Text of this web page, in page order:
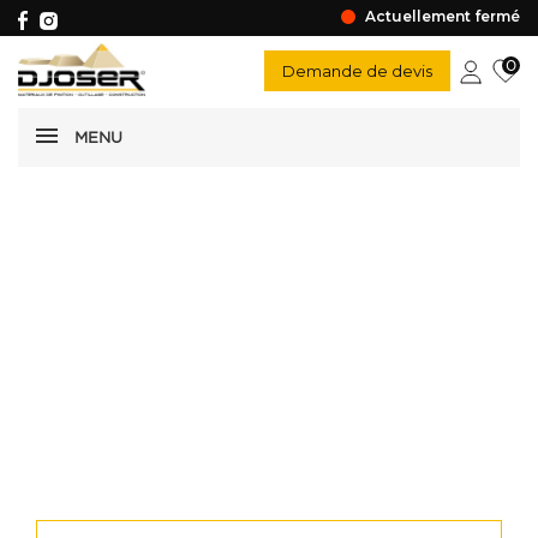
Actuellement fermé
MENU
Demande de devis 0